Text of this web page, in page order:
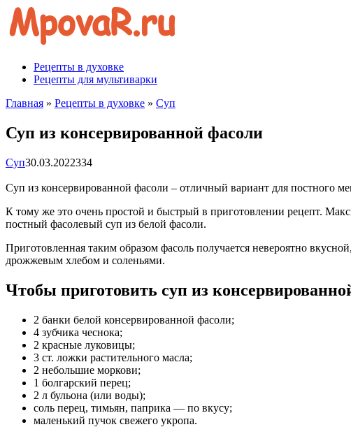
Перейти
контенту
Рецепты в духовке
Рецепты для мультиварки
Главная » Рецепты в духовке » Суп
Суп из консервированной фасоли
Суп30.03.2022334
Суп из консервированной фасоли – отличный вариант для постного
К тому же это очень простой и быстрый в приготовлении рецепт.
постный фасолевый суп из белой фасоли.
Приготовленная таким образом фасоль получается невероятно
дрожжевым хлебом и соленьями.
Чтобы приготовить суп из
2 банки белой консервированной фасоли;
4 зубчика чеснока;
2 красные луковицы;
3 ст. ложки растительного масла;
2 небольшие моркови;
1 болгарский перец;
2 л бульона (или воды);
соль перец, тимьян, паприка — по вкусу;
маленький пучок свежего укропа.